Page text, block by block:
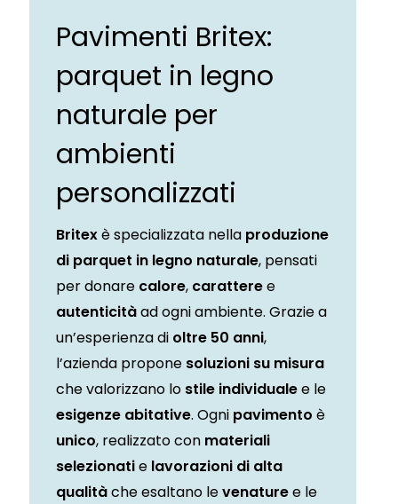
Pavimenti Britex:
parquet in legno
naturale per
ambienti
personalizzati
Britexè specializzata nella produzione
di parquet in legno naturale, pensati
per donare calore, caratteree
autenticitàad ogni ambiente. Grazie a
un’esperienza di oltre 50 anni,
l’azienda propone soluzioni su misura
che valorizzano lo stile individualee le
esigenze abitative. Ogni pavimento è
unico, realizzato conmateriali
selezionatie lavorazioni di alta
qualitàche esaltano levenaturee le